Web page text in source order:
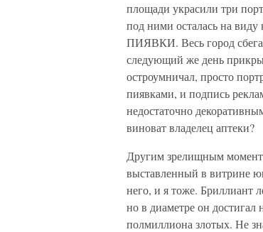
площади украсили три
под ними осталась на
ПИЯВКИ. Весь город
следующий же день
остроумничал, просто
пиявками, и подпись
недостаточно
виноват владелец аптеки?
Другим зрелищным
выставленный в витрине
него, и я тоже. Бриллиант
но в диаметре он
полмиллиона злотых. Не